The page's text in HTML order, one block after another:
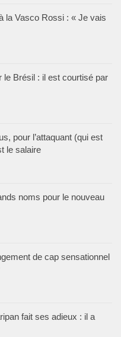
la Vasco Rossi : « Je vais
le Brésil : il est courtisé par
pour l’attaquant (qui est
le salaire
noms pour le nouveau
de cap sensationnel
fait ses adieux : il a